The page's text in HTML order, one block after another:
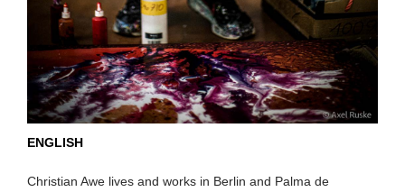
ENGLISH
Christian Awe lives and works in Berlin and Palma de